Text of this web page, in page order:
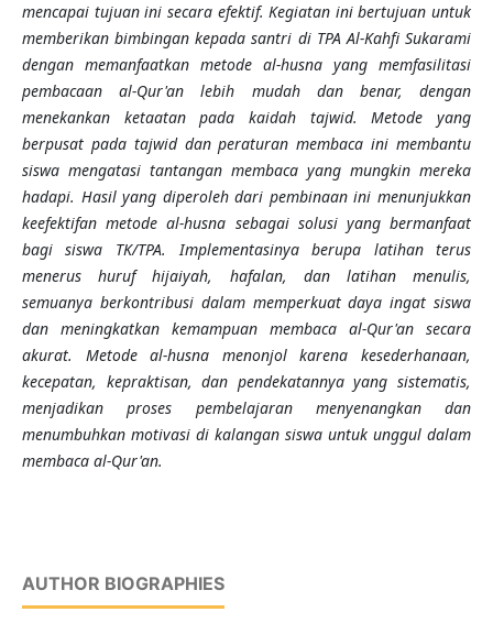
mencapai tujuan ini secara efektif. Kegiatan ini bertujuan untuk
memberikan bimbingan kepada santri di TPA Al-Kahfi Sukarami
dengan memanfaatkan metode al-husna yang memfasilitasi
pembacaan al-Qur'an lebih mudah dan benar, dengan
menekankan ketaatan pada kaidah tajwid. Metode yang
berpusat pada tajwid dan peraturan membaca ini membantu
siswa mengatasi tantangan membaca yang mungkin mereka
hadapi. Hasil yang diperoleh dari pembinaan ini menunjukkan
keefektifan metode al-husna sebagai solusi yang bermanfaat
bagi siswa TK/TPA. Implementasinya berupa latihan terus
menerus huruf hijaiyah, hafalan, dan latihan menulis,
semuanya berkontribusi dalam memperkuat daya ingat siswa
dan meningkatkan kemampuan membaca al-Qur'an secara
akurat. Metode al-husna menonjol karena kesederhanaan,
kecepatan, kepraktisan, dan pendekatannya yang sistematis,
menjadikan proses pembelajaran menyenangkan dan
menumbuhkan motivasi di kalangan siswa untuk unggul dalam
membaca al-Qur'an.
AUTHOR BIOGRAPHIES